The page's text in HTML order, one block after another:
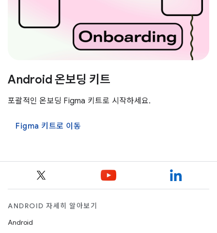
Android 온보딩 키트
포괄적인 온보딩 Figma 키트로 시작하세요.
Figma 키트로 이동
ANDROID 자세히 알아보기
Android